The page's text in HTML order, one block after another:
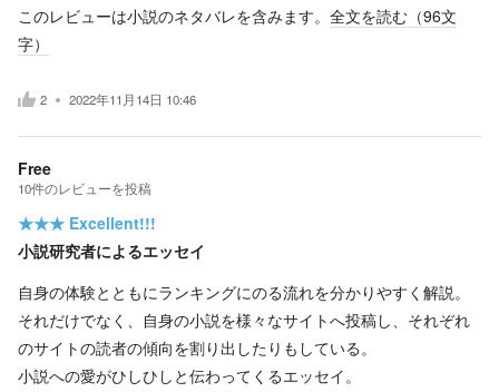
このレビューは小説のネタバレを含みます。 全文を読む（96文
字）
2 2022年11月14日 10:46
Free
10件のレビューを投稿
★★★ Excellent!!!
小説研究者によるエッセイ
自身の体験とともにランキングにのる流れを分かりやすく解説。
それだけでなく、自身の小説を様々なサイトへ投稿し、それぞれ
のサイトの読者の傾向を割り出したりもしている。
小説への愛がひしひしと伝わってくるエッセイ。